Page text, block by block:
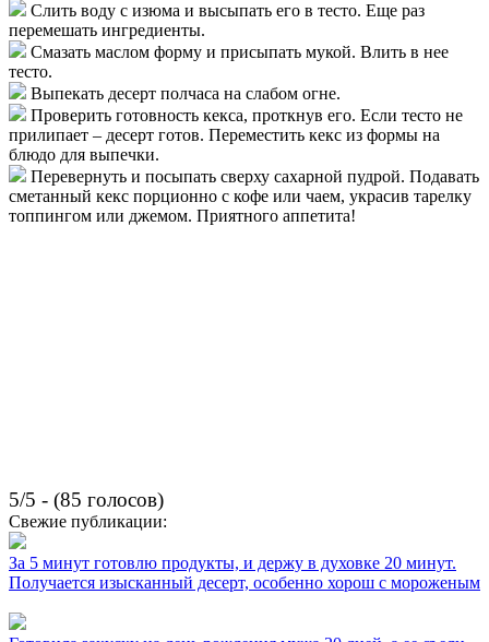
Слить воду с изюма и высыпать его в тесто. Еще раз
перемешать ингредиенты.
Смазать маслом форму и присыпать мукой. Влить в нее
тесто.
Выпекать десерт полчаса на слабом огне.
Проверить готовность кекса, проткнув его. Если тесто не
прилипает – десерт готов. Переместить кекс из формы на
блюдо для выпечки.
Перевернуть и посыпать сверху сахарной пудрой. Подавать
сметанный кекс порционно с кофе или чаем, украсив тарелку
топпингом или джемом. Приятного аппетита!
5/5 - (85 голосов)
Свежие публикации:
За 5 минут готовлю продукты, и держу в духовке 20 минут.
Получается изысканный десерт, особенно хорош с мороженым